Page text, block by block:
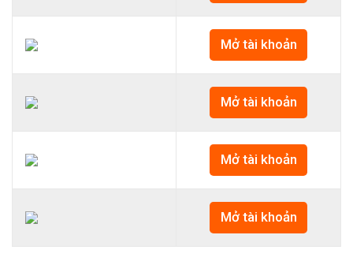
Mở tài khoản
Mở tài khoản
Mở tài khoản
Mở tài khoản